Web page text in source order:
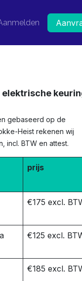
elektrische
gebaseerd op de
Heist rekenen wij
incl. BTW en attest.
prijs
€175 excl.
€125 excl.
€185 excl.